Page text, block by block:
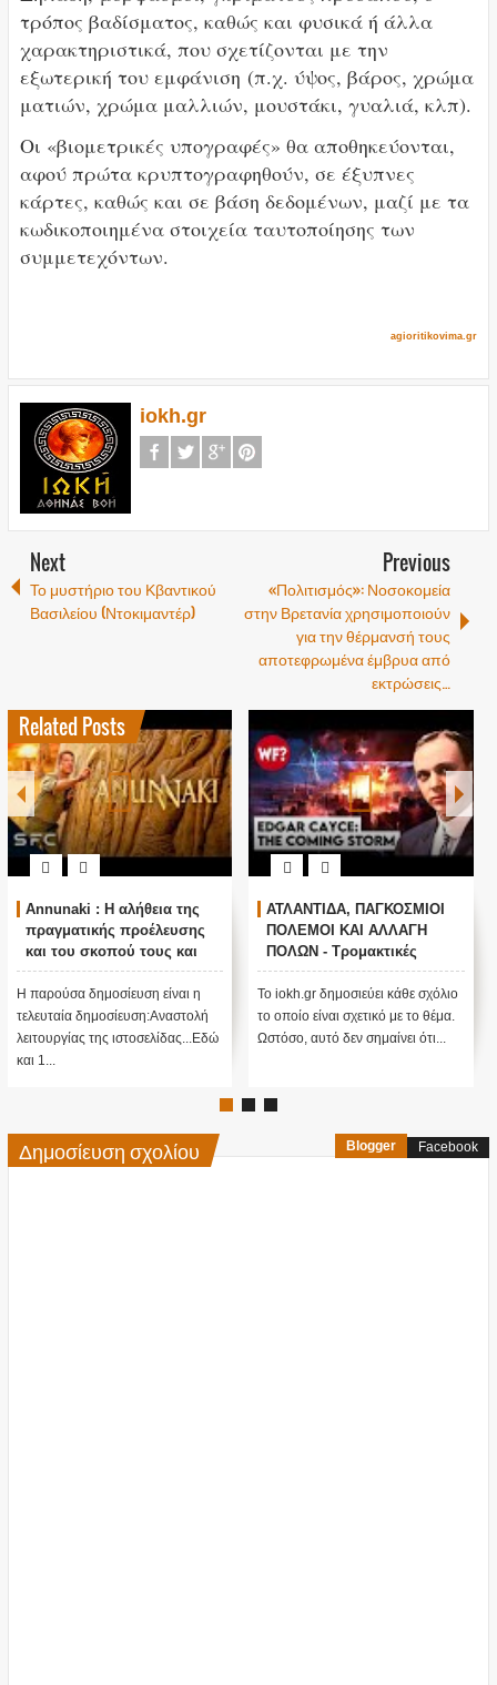
τρόπος βαδίσματος, καθώς και φυσικά ή άλλα
χαρακτηριστικά, που σχετίζονται με την
εξωτερική του εμφάνιση (π.χ. ύψος, βάρος, χρώμα
ματιών, χρώμα μαλλιών, μουστάκι, γυαλιά, κλπ).
Οι «βιομετρικές υπογραφές» θα αποθηκεύονται,
αφού πρώτα κρυπτογραφηθούν, σε έξυπνες
κάρτες, καθώς και σε βάση δεδομένων, μαζί με τα
κωδικοποιημένα στοιχεία ταυτοποίησης των
συμμετεχόντων.
agioritikovima.gr
iokh.gr
Next
Το μυστήριο του Κβαντικού
Βασιλείου (Ντοκιμαντέρ)
Previous
«Πολιτισμός»: Νοσοκομεία
στην Βρετανία χρησιμοποιούν
για την θέρμανσή τους
αποτεφρωμένα έμβρυα από
εκτρώσεις…
Related Posts
Annunaki : Η αλήθεια της
πραγματικής προέλευσης
και του σκοπού τους και
αναστολή λειτουργίας μας
....
Η παρούσα δημοσίευση είναι η
τελευταία δημοσίευση:Αναστολή
λειτουργίας της ιστοσελίδας...Εδώ
και 1...
ΑΤΛΑΝΤΙΔΑ, ΠΑΓΚΟΣΜΙΟΙ
ΠΟΛΕΜΟΙ ΚΑΙ ΑΛΛΑΓΗ
ΠΟΛΩΝ - Τρομακτικές
προβλέψεις του Edgar
Cayce (Video)
Το iokh.gr δημοσιεύει κάθε σχόλιο
το οποίο είναι σχετικό με το θέμα.
Ωστόσο, αυτό δεν σημαίνει ότι...
Δημοσίευση σχολίου Blogger Facebook